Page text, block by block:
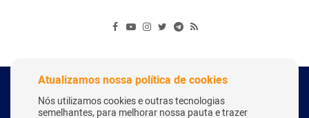
Copyright Webitcoin 2018 - Todos os Direitos Reservados
Atualizamos nossa política de cookies
Nós utilizamos cookies e outras tecnologias
semelhantes, para melhorar nossa pauta e trazer